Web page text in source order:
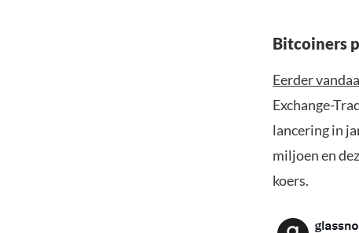
Bitcoiners
Eerder
Exchange-
lancering in
miljoen en
koers.